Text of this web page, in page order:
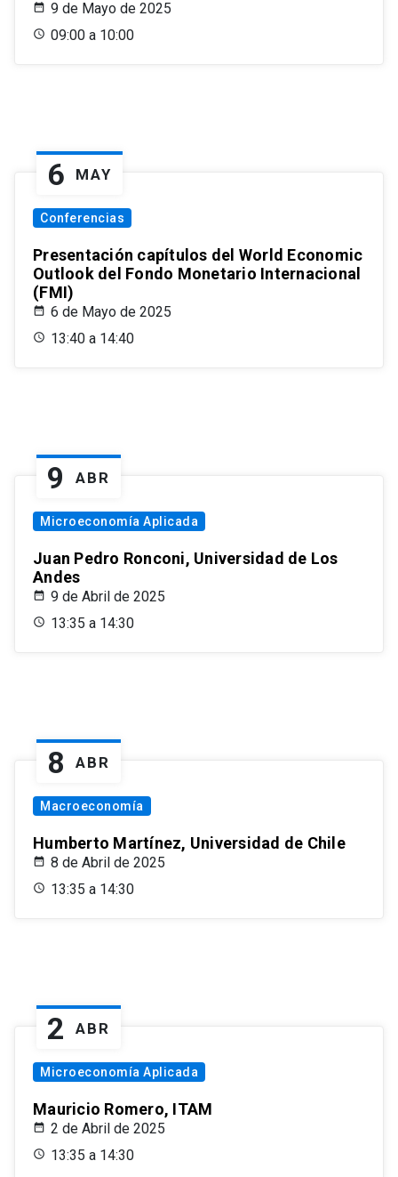
9 de Mayo de 2025
09:00 a 10:00
6 MAY
Conferencias
Presentación capítulos del World Economic
Outlook del Fondo Monetario Internacional
(FMI)
6 de Mayo de 2025
13:40 a 14:40
9 ABR
Microeconomía Aplicada
Juan Pedro Ronconi, Universidad de Los
Andes
9 de Abril de 2025
13:35 a 14:30
8 ABR
Macroeconomía
Humberto Martínez, Universidad de Chile
8 de Abril de 2025
13:35 a 14:30
2 ABR
Microeconomía Aplicada
Mauricio Romero, ITAM
2 de Abril de 2025
13:35 a 14:30